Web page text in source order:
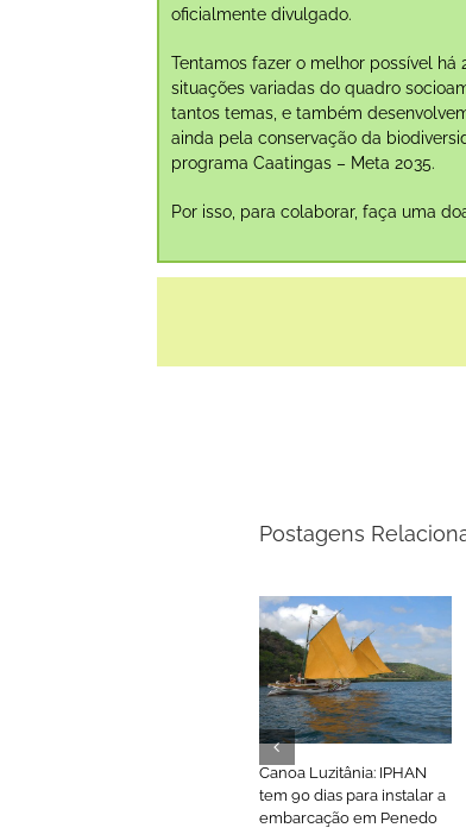
oficialmente divulgado.
Tentamos fazer o melhor possível há
situações variadas do quadro
tantos temas, e também
ainda pela conservação da
programa Caatingas – Meta 2035.
Por isso, para colaborar, faça uma
Postagens
Canoa Luzitânia: IPHAN
tem 90 dias para instalar a
embarcação em Penedo